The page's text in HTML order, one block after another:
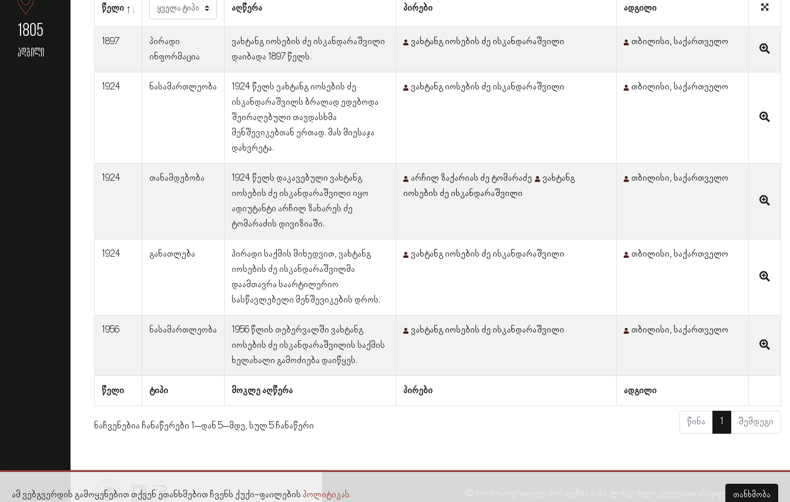
1805
ადგილი
წელი აღწერა პირები ადგილი
წელი ტიპი მოკლე აღწერა პირები ადგილი
1897
პირადი
ინფორმაცია
ვახტანგ იოსების ძე ისკანდარაშვილი
დაიბადა 1897 წელს.
ვახტანგ იოსების ძე ისკანდარაშვილი თბილისი, საქართველო
1924 ნასამართლეობა
1924 წელს ვახტანგ იოსების ძე
ისკანდარაშვილს ბრალად ედებოდა
შეირაღებული თავდასხმა
მენშევიკებთან ერთად. მას მიესაჯა
დახვრეტა.
ვახტანგ იოსების ძე ისკანდარაშვილი თბილისი, საქართველო
1924 თანამდებობა
1924 წელს დაკავებული ვახტანგ
იოსების ძე ისკანდარაშვილი იყო
ადიუტანტი არჩილ ზახარეს ძე
ტომარაძის დივიზიაში.
არჩილ ზაქარიას ძე ტომარაძე
ვახტანგ
იოსების ძე ისკანდარაშვილი
თბილისი, საქართველო
1924 განათლება
პირადი საქმის მიხედვით, ვახტანგ
იოსების ძე ისკანდარაშვილმა
დაამთავრა საარტილერიო
სასწავლებელი მენშევიკების დროს.
ვახტანგ იოსების ძე ისკანდარაშვილი თბილისი, საქართველო
1956 ნასამართლეობა
1956 წლის თებერვალში ვახტანგ
იოსების ძე ისკანდარაშვილის საქმის
ხელახალი გამოძიება დაიწყეს.
ვახტანგ იოსების ძე ისკანდარაშვილი თბილისი, საქართველო
ნაჩვენებია ჩანაწერები 1–დან 5–მდე, სულ 5 ჩანაწერი წინა 1 შემდეგი
ამ ვებგვერდის გამოყენებით თქვენ ეთანხმებით ჩვენს ქუქი-ფაილების პოლიტიკას. თანხმობა
© პროსოპოგრაფიულ მონაცემთა ბაზა, ლინგვისტურ კვლევათა ინსტიტუტი 2018 - 2026